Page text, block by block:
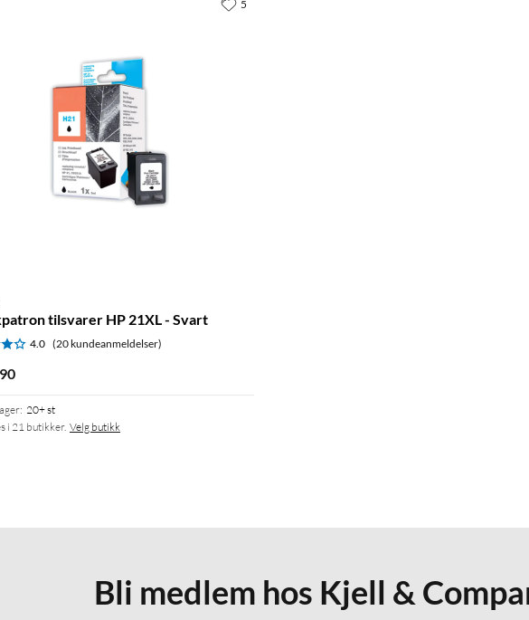
tilsvarer HP 21XL - Svart
4.0 (20 kundeanmeldelser)
90
: 20+ st
i 21 butikker. Velg butikk
5
Bli medlem hos Kjell &